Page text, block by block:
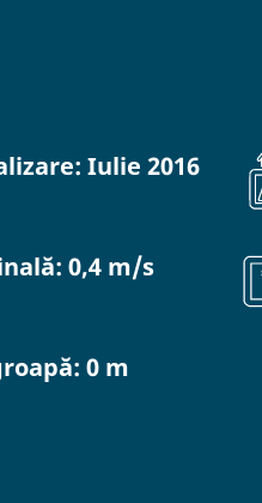
Iulie 2016
0,4 m/s
0 m